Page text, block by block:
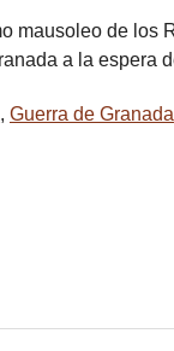
mausoleo de
a la espera
, Guerra de Granada